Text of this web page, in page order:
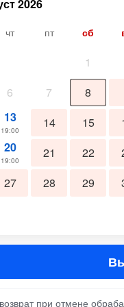
2026
чт пт сб
1
6 7
8
13
19:00 14 15
20
19:00 21 22
27 28 29
при отмене